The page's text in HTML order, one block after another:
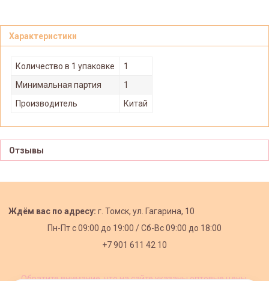
Характеристики
Количество в 1 упаковке
1
Минимальная партия
1
Производитель
Китай
Отзывы
Ждём вас по адресу: г. Томск, ул. Гагарина, 10
Пн-Пт с09:00 до 19:00 /Сб-Вс 09:00 до 18:00
+7 901 611 42 10
Обратите внимание, что на сайте указаны оптовые цены,